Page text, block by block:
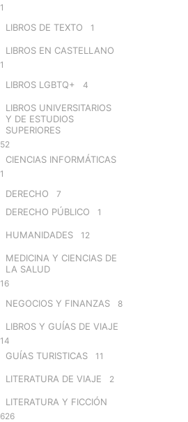
1
LIBROS DE TEXTO 1
LIBROS EN CASTELLANO
1
LIBROS LGBTQ+ 4
LIBROS UNIVERSITARIOS
Y DE ESTUDIOS
SUPERIORES
52
CIENCIAS INFORMÁTICAS
1
DERECHO 7
DERECHO PÚBLICO 1
HUMANIDADES 12
MEDICINA Y CIENCIAS DE
LA SALUD
16
NEGOCIOS Y FINANZAS 8
LIBROS Y GUÍAS DE VIAJE
14
GUÍAS TURISTICAS 11
LITERATURA DE VIAJE 2
LITERATURA Y FICCIÓN
626